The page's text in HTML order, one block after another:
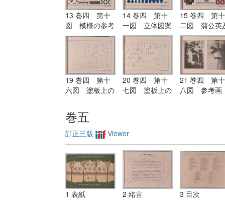
13 巻四 第十
図 模様の参考
図
14 巻四 第十
一図 立体図案
の参考図
15 巻四 第十
二図 蒲公英
び其の模様の
用画
19 巻四 第十
六図 塗板上の
くも宜し）
20 巻四 第十
七図 塗板上の
21 巻四 第十
八図 参考画
巻五
訂正三版 Viewer
1 表紙 2 緒言 3 目次